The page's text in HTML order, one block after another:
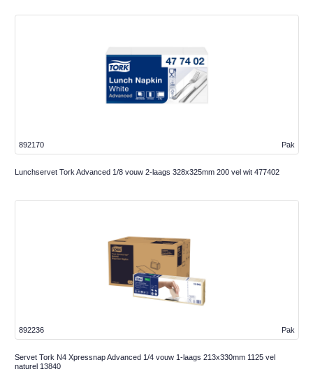
Pak
892170
Lunchservet Tork Advanced 1/8 vouw 2-laags 328x325mm 200 vel wit 477402
Pak
892236
Servet Tork N4 Xpressnap Advanced 1/4 vouw 1-laags 213x330mm 1125 vel
naturel 13840